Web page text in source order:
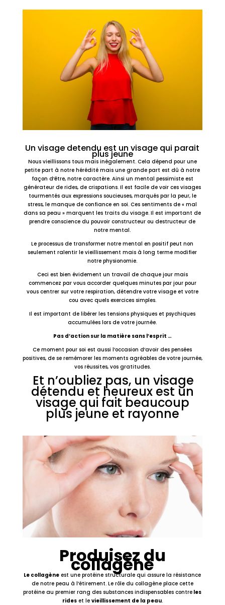
Un visage detendu est un visage qui parait
plus jeune
Nous vieillissons tous mais inégalement. Cela dépend pour une
petite part à notre hérédité mais une grande part est dû à notre
façon d’être, notre caractère. Ainsi un mental pessimiste est
générateur de rides, de crispations. Il est facile de voir ces visages
tourmentés aux expressions soucieuses, marqués par la peur, le
stress, le manque de confiance en soi. Ces sentiments de « mal
dans sa peau » marquent les traits du visage. Il est important de
prendre conscience du pouvoir constructeur ou destructeur de
notre mental.
Le processus de transformer notre mental en positif peut non
seulement ralentir le vieillissement mais à long terme modifier
notre physionomie.
Ceci est bien évidement un travail de chaque jour mais
commencez par vous accorder quelques minutes par jour pour
vous centrer sur votre respiration, détendre votre visage et votre
cou avec quels exercices simples.
Il est important de libérer les tensions physiques et psychiques
accumulées lors de votre journée.
Pas d’action sur la matière sans l’esprit …
Ce moment pour soi est aussi l’occasion d’avoir des pensées
positives, de se remémorer les moments agréables de votre journée,
vos réussites, vos gratitudes.
Et n’oubliez pas, un visage
détendu et heureux est un
visage qui fait beaucoup
plus jeune et rayonne
Produisez du
collagène
Le collagène est une protéine structurale qui assure la résistance
de notre peau à l’étirement. Le rôle du collagène place cette
protéine au premier rang des substances indispensables contre les
rideset le vieillissement de la peau.